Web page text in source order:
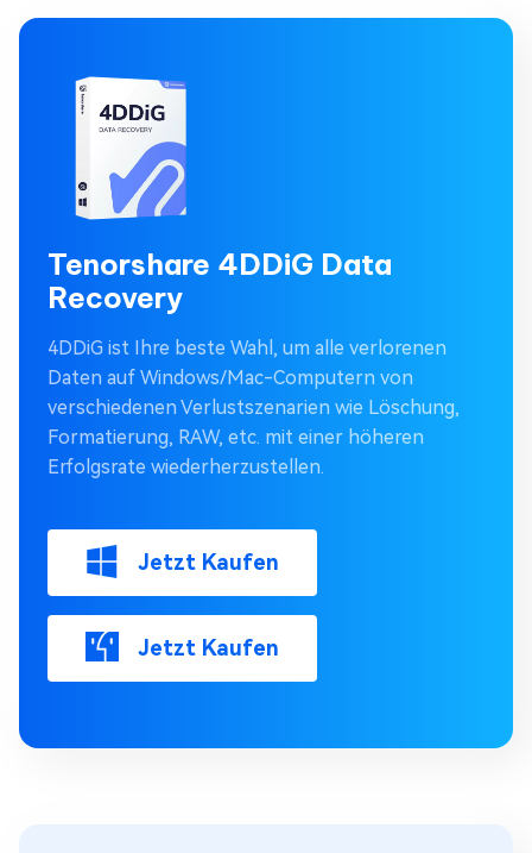
Tenorshare 4DDiG Data
Recovery
4DDiG ist Ihre beste Wahl, um alle verlorenen
Daten auf Windows/Mac-Computern von
verschiedenen Verlustszenarien wie Löschung,
Formatierung, RAW, etc. mit einer höheren
Erfolgsrate wiederherzustellen.
Jetzt Kaufen
Jetzt Kaufen